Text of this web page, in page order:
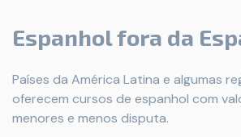
Espanhol fora da
Países da América Latina e algumas
oferecem cursos de espanhol com
menores e menos disputa.